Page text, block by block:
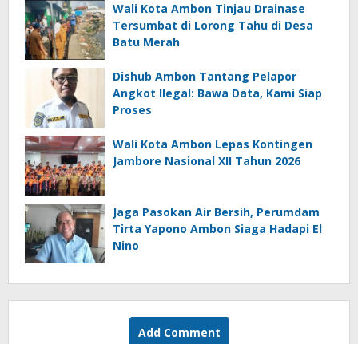
Wali Kota Ambon Tinjau Drainase
Tersumbat di Lorong Tahu di Desa
Batu Merah
Dishub Ambon Tantang Pelapor
Angkot Ilegal: Bawa Data, Kami Siap
Proses
Wali Kota Ambon Lepas Kontingen
Jambore Nasional XII Tahun 2026
Jaga Pasokan Air Bersih, Perumdam
Tirta Yapono Ambon Siaga Hadapi El
Nino
Add Comment